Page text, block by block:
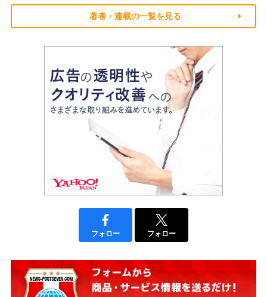
著者・連載の一覧を見る
フォロー フォロー